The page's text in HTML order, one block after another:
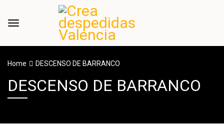
Home DESCENSO DE BARRANCO
DESCENSO DE BARRANCO